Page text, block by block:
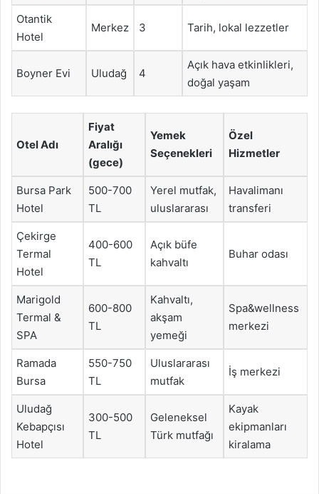
Otantik
Hotel
Merkez 3 Tarih, lokal lezzetler
Boyner Evi Uludağ 4
Açık hava etkinlikleri,
doğal yaşam
Otel Adı
Fiyat
Aralığı
(gece)
Yemek
Seçenekleri
Özel
Hizmetler
Bursa Park
Hotel
500-700
TL
Yerel mutfak,
uluslararası
Havalimanı
transferi
Çekirge
Termal
Hotel
400-600
TL
Açık büfe
kahvaltı
Buhar odası
Marigold
Termal &
SPA
600-800
TL
Kahvaltı,
akşam
yemeği
Spa&wellness
merkezi
Ramada
Bursa
550-750
TL
Uluslararası
mutfak
İş merkezi
Uludağ
Kebapçısı
Hotel
300-500
TL
Geleneksel
Türk mutfağı
Kayak
ekipmanları
kiralama